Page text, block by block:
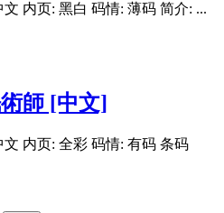
内页: 黑白 码情: 薄码 简介: ...
師 [中文]
内页: 全彩 码情: 有码 条码